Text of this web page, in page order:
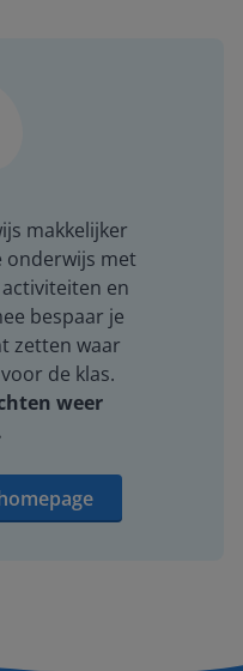
makkelijker
onderwijs met
en
bespaar je
zetten waar
de klas.
weer